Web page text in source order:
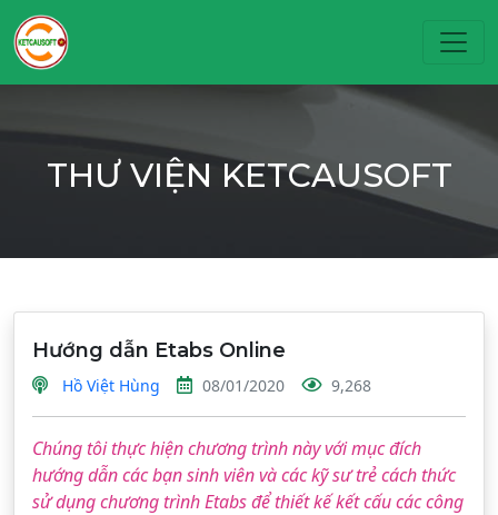
THƯ VIỆN KETCAUSOFT
Hướng dẫn Etabs Online
Hồ Việt Hùng 08/01/2020 9,268
Chúng tôi thực hiện chương trình này với mục đích
hướng dẫn các bạn sinh viên và các kỹ sư trẻ cách thức
sử dụng chương trình Etabs để thiết kế kết cấu các công